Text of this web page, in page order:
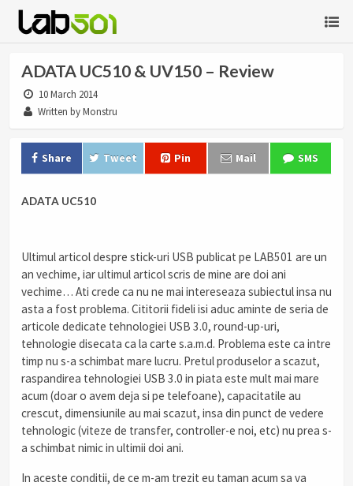
ADATA UC510 & UV150 – Review
10 March 2014
Written by Monstru
Share Tweet Pin Mail SMS
ADATA UC510
Ultimul articol despre stick-uri USB publicat pe LAB501 are un
an vechime, iar ultimul articol scris de mine are doi ani
vechime… Ati crede ca nu ne mai intereseaza subiectul insa nu
asta a fost problema. Cititorii fideli isi aduc aminte de seria de
articole dedicate tehnologiei USB 3.0, round-up-uri,
tehnologie disecata ca la carte s.a.m.d. Problema este ca intre
timp nu s-a schimbat mare lucru. Pretul produselor a scazut,
raspandirea tehnologiei USB 3.0 in piata este mult mai mare
acum (doar o avem deja si pe telefoane), capacitatile au
crescut, dimensiunile au mai scazut, insa din punct de vedere
tehnologic (viteze de transfer, controller-e noi, etc) nu prea s-
a schimbat nimic in ultimii doi ani.
In aceste conditii, de ce m-am trezit eu taman acum sa va